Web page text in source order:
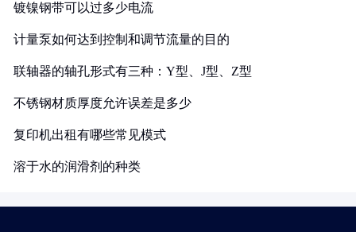
镀镍钢带可以过多少电流
计量泵如何达到控制和调节流量的目的
联轴器的轴孔形式有三种：Y型、J型、Z型
不锈钢材质厚度允许误差是多少
复印机出租有哪些常见模式
溶于水的润滑剂的种类